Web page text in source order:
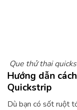
Que thử thai
Hướng dẫn
Quickstrip
Dù bạn có sốt ruột